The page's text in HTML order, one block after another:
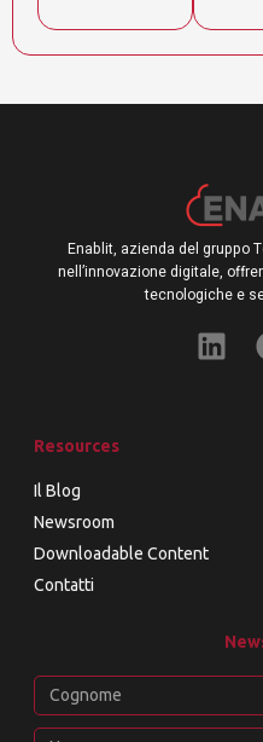
Enablit, azienda del gruppo
nell’innovazione digitale,
tecnologiche e
Resources
Il Blog
Newsroom
Downloadable Content
Contatti